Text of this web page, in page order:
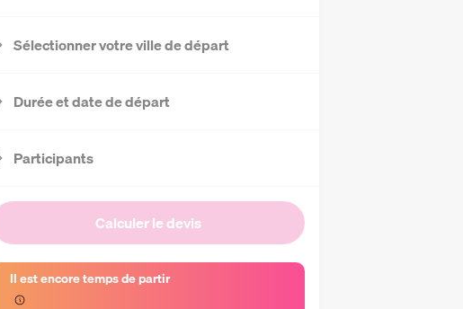
Sélectionner votre ville de départ
Durée et date de départ
Participants
Calculer le devis
Il est encore temps de partir